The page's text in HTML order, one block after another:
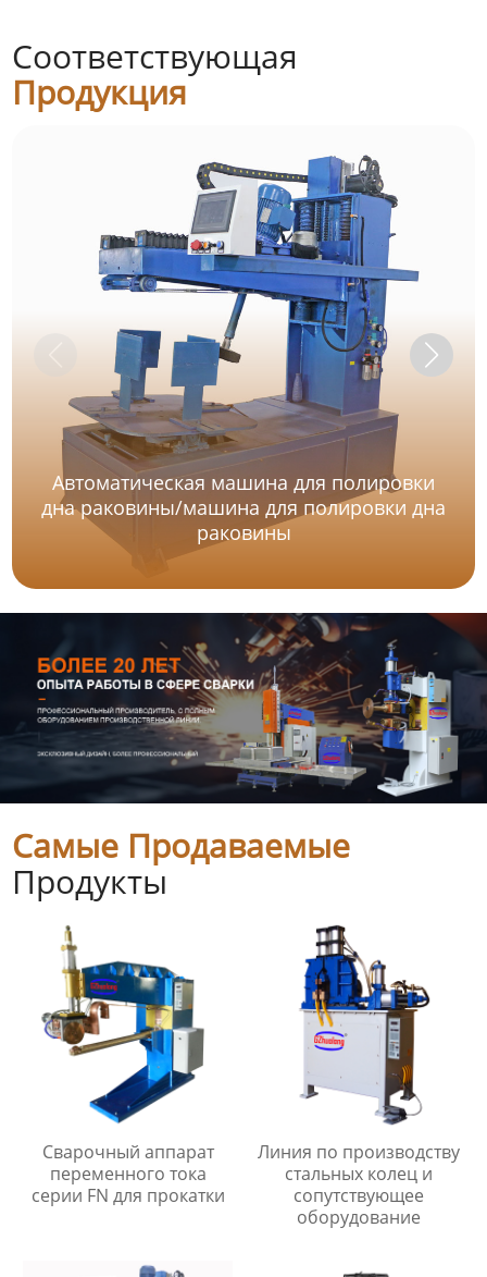
Соответствующая
Продукция
Автоматическая машина для полировки
дна раковины/машина для полировки дна
раковины
Самые Продаваемые
Продукты
Сварочный аппарат
переменного тока
серии FN для прокатки
Линия по производству
стальных колец и
сопутствующее
оборудование